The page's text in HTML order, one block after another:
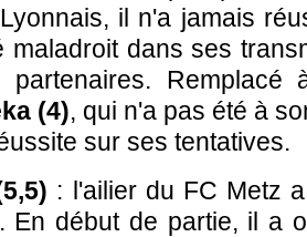
il n'a jamais
maladroit dans ses
partenaires. Remplacé
(4), qui n'a pas été à
sur ses tentatives.
: l'ailier du FC Metz
En début de partie, il a